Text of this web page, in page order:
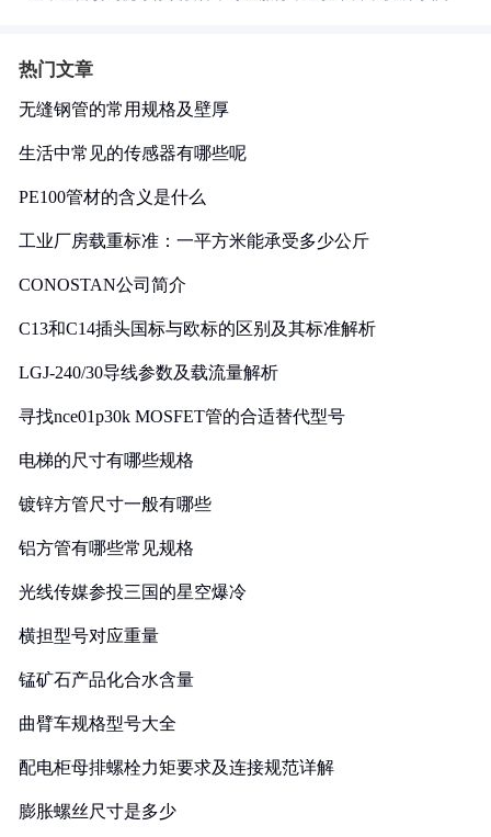
热门文章
无缝钢管的常用规格及壁厚
生活中常见的传感器有哪些呢
PE100管材的含义是什么
工业厂房载重标准：一平方米能承受多少公斤
CONOSTAN公司简介
C13和C14插头国标与欧标的区别及其标准解析
LGJ-240/30导线参数及载流量解析
寻找nce01p30k MOSFET管的合适替代型号
电梯的尺寸有哪些规格
镀锌方管尺寸一般有哪些
铝方管有哪些常见规格
光线传媒参投三国的星空爆冷
横担型号对应重量
锰矿石产品化合水含量
曲臂车规格型号大全
配电柜母排螺栓力矩要求及连接规范详解
膨胀螺丝尺寸是多少